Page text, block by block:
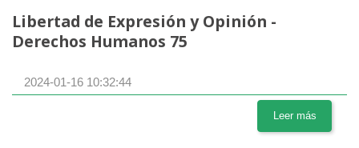
Libertad de Expresión y Opinión -
Derechos Humanos 75
2024-01-16 10:32:44
Leer más